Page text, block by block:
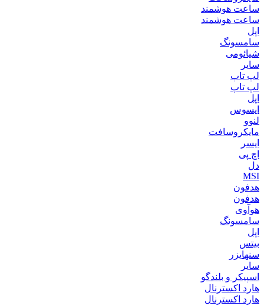
ساعت هوشمند
ساعت هوشمند
اپل
سامسونگ
شیائومی
سایر
لپ تاپ
لپ تاپ
اپل
ایسوس
لنوو
مایکروسافت
ایسر
اچ پی
دل
MSI
هدفون
هدفون
هوآوی
سامسونگ
اپل
بیتس
سنهایزر
سایر
اسپیکر و بلندگو
هارد اکسترنال
هارد اکسترنال